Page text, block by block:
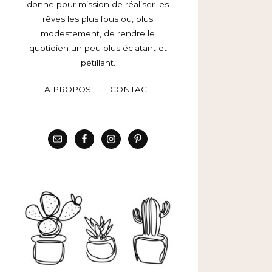
donne pour mission de réaliser les
rêves les plus fous ou, plus
modestement, de rendre le
quotidien un peu plus éclatant et
pétillant.
A PROPOS CONTACT